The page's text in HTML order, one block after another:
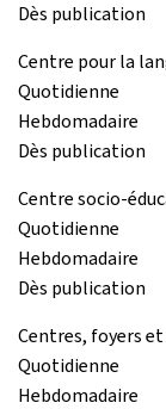
Dès publication
Centre pour la
Quotidienne
Hebdomadaire
Dès publication
Centre socio-
Quotidienne
Hebdomadaire
Dès publication
Centres, foyers et
Quotidienne
Hebdomadaire